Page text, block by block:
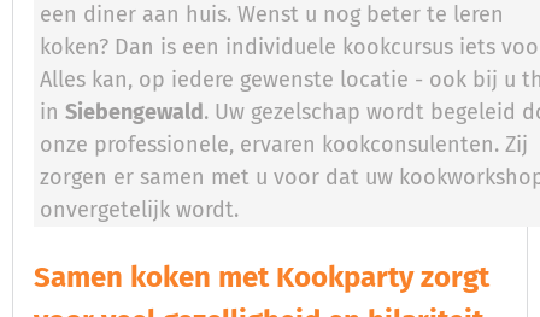
een diner aan huis. Wenst u nog beter te leren
koken? Dan is een individuele kookcursus iets
Alles kan, op iedere gewenste locatie - ook bij u
inSiebengewald. Uw gezelschap wordt begeleid
onze professionele, ervaren kookconsulenten. Zij
zorgen er samen met u voor dat uw
onvergetelijk wordt.
Samen koken met Kookparty zorgt